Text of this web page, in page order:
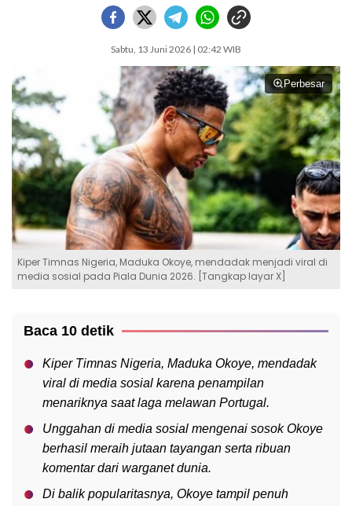
Sabtu, 13 Juni 2026 | 02:42 WIB
Perbesar
Kiper Timnas Nigeria, Maduka Okoye, mendadak menjadi viral di
media sosial pada Piala Dunia 2026. [Tangkap layar X]
Baca 10 detik
Kiper Timnas Nigeria, Maduka Okoye, mendadak
viral di media sosial karena penampilan
menariknya saat laga melawan Portugal.
Unggahan di media sosial mengenai sosok Okoye
berhasil meraih jutaan tayangan serta ribuan
komentar dari warganet dunia.
Di balik popularitasnya, Okoye tampil penuh